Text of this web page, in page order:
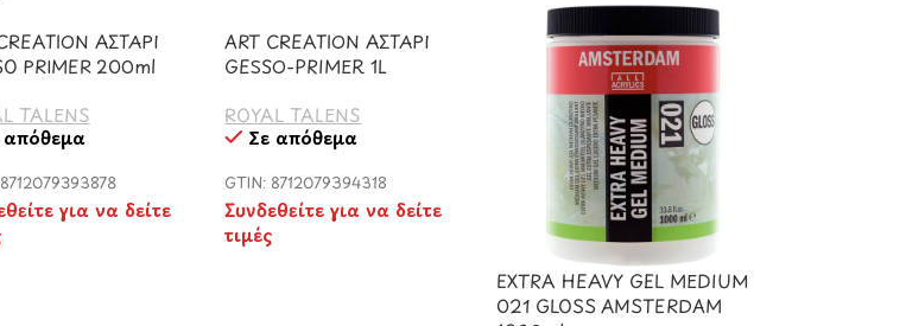
ΑΣΤΑΡΙ
PRIMER 200ml
TALENS
απόθεμα
για να δείτε
ART CREATION ΑΣΤΑΡΙ
GESSO-PRIMER 1L
ROYAL TALENS
Σε απόθεμα
GTIN: 8712079394318
Συνδεθείτε για να δείτε
τιμές
EXTRA HEAVY GEL MEDIUM
021 GLOSS AMSTERDAM